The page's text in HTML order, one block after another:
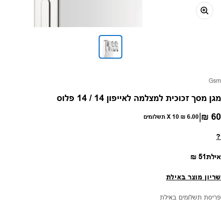
ספק:
Gsm
מגן מסך זכוכית למצלמה לאייפון 14 / 14 פלוס
מחיר רגיל
60 ₪
|
6.00 ₪ X 10 תשלומים
?
אילתמחיר רגיל
51 ₪
שריון מוצר באילת
פריסת תשלומים באילת